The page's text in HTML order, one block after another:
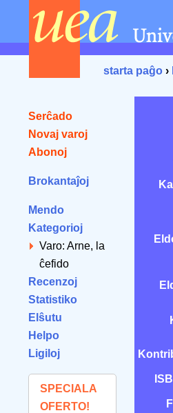
starta paĝo ›
Serĉado
Novaj varoj
Abonoj
Brokantaĵoj
Mendo
Kategorioj
Varo: Arne, la
ĉefido
Recenzoj
Statistiko
Elŝutu
Helpo
Ligiloj
SPECIALA
OFERTO!